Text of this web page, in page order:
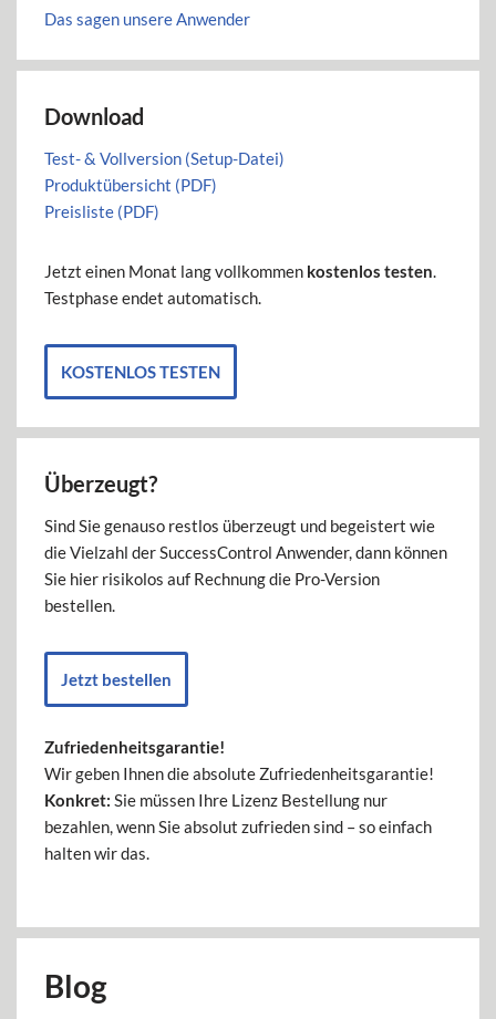
Das sagen unsere Anwender
Download
Test- & Vollversion (Setup-Datei)
Produktübersicht (PDF)
Preisliste (PDF)
Jetzt einen Monat lang vollkommen kostenlos testen.
Testphase endet automatisch.
KOSTENLOS TESTEN
Überzeugt?
Sind Sie genauso restlos überzeugt und begeistert wie
die Vielzahl der SuccessControl Anwender, dann können
Sie hier risikolos auf Rechnung die Pro-Version
bestellen.
Jetzt bestellen
Zufriedenheitsgarantie!
Wir geben Ihnen die absolute Zufriedenheitsgarantie!
Konkret: Sie müssen Ihre Lizenz Bestellung nur
bezahlen, wenn Sie absolut zufrieden sind – so einfach
halten wir das.
Blog